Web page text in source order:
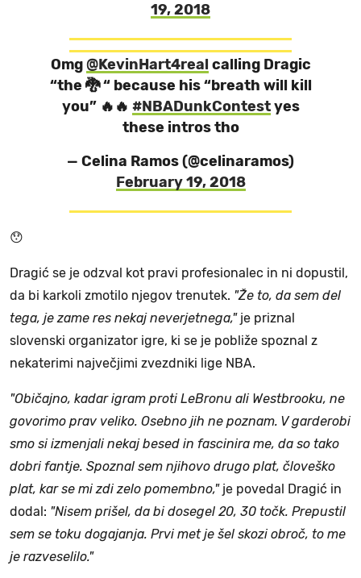
19, 2018
Omg@KevinHart4real calling Dragic
“the 🐉 “ because his “breath will kill
you” 🔥🔥 #NBADunkContestyes
these intros tho
— Celina Ramos (@celinaramos)
February 19, 2018
😯
Dragić se je odzval kot pravi profesionalec in ni dopustil,
da bi karkoli zmotilo njegov trenutek. "Že to, da sem del
tega, je zame res nekaj neverjetnega," je priznal
slovenski organizator igre, ki se je pobliže spoznal z
nekaterimi največjimi zvezdniki lige NBA.
"Običajno, kadar igram proti LeBronu ali Westbrooku, ne
govorimo prav veliko. Osebno jih ne poznam. V garderobi
smo si izmenjali nekaj besed in fascinira me, da so tako
dobri fantje. Spoznal sem njihovo drugo plat, človeško
plat, kar se mi zdi zelo pomembno," je povedal Dragić in
dodal: "Nisem prišel, da bi dosegel 20, 30 točk. Prepustil
sem se toku dogajanja. Prvi met je šel skozi obroč, to me
je razveselilo."